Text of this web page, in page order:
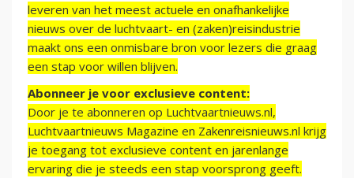
leveren van het meest actuele en onafhankelijke
nieuws over de luchtvaart- en (zaken)reisindustrie
maakt ons een onmisbare bron voor lezers die graag
een stap voor willen blijven.
Abonneer je voor exclusieve content:
Door je te abonneren op Luchtvaartnieuws.nl,
Luchtvaartnieuws Magazine en Zakenreisnieuws.nl krijg
je toegang tot exclusieve content en jarenlange
ervaring die je steeds een stap voorsprong geeft.